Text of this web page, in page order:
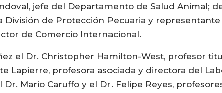
jefe del Departamento de Salud Animal;
División de Protección Pecuaria y
de Comercio Internacional.
el Dr. Christopher Hamilton-West, profesor
Lapierre, profesora asociada y directora del
Dr. Mario Caruffo y el Dr. Felipe Reyes,